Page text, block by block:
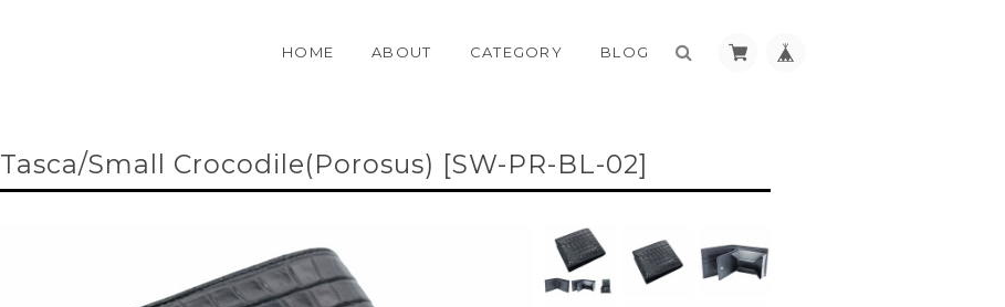
HOME ABOUT CATEGORY BLOG
Tasca/Small Crocodile(Porosus) [SW-PR-BL-02]